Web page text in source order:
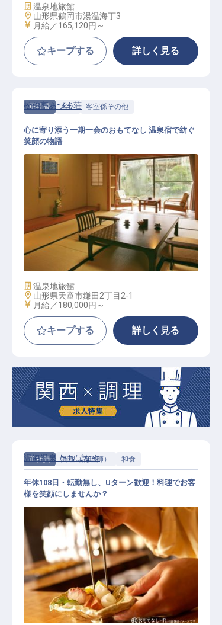
施設業態
温泉地旅館
勤務地
山形県鶴岡市湯温海丁3
給与
月給／165,120円～
キープする 詳しく見る
正社員 客室 客室係その他
客室係
松伯亭あづま荘
心に寄り添う一期一会のおもてなし 温泉宿で紡ぐ
笑顔の物語
施設業態
温泉地旅館
勤務地
山形県天童市鎌田2丁目2-1
給与
月給／180,000円～
キープする 詳しく見る
正社員 調理（調理師） 和食
和食 / 正社員
温海温泉 たちばなや
年休108日・転勤無し、Uターン歓迎！料理でお客
様を笑顔にしませんか？